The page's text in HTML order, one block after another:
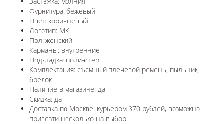
Фурнитура: бежевый
Цвет: коричневый
Логотип: MK
Пол: женский
Карманы: внутренние
Подкладка: полиэстер
Комплектация: съемный плечевой ремень, пыльник,
брелок
Наличие в магазине: да
Скидка: да
Доставка по Москве: курьером 370 рублей, возможно
привезти несколько на выбор